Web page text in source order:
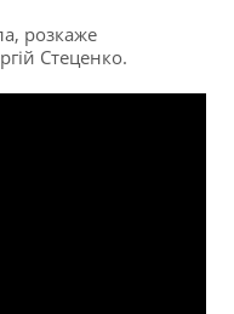
розкаже
Стеценко.